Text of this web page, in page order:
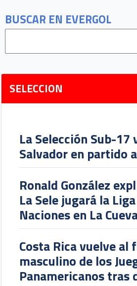
BUSCAR EN EVERGOL
SELECCION
La Selección Sub-17
Salvador en partido
Ronald González
La Sele jugará la
Naciones en La
Costa Rica vuelve al
masculino de los
Panamericanos tras